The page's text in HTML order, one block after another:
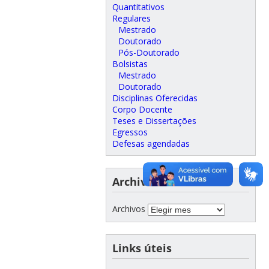
Quantitativos
Regulares
Mestrado
Doutorado
Pós-Doutorado
Bolsistas
Mestrado
Doutorado
Disciplinas Oferecidas
Corpo Docente
Teses e Dissertações
Egressos
Defesas agendadas
Archivos
Archivos
Links úteis